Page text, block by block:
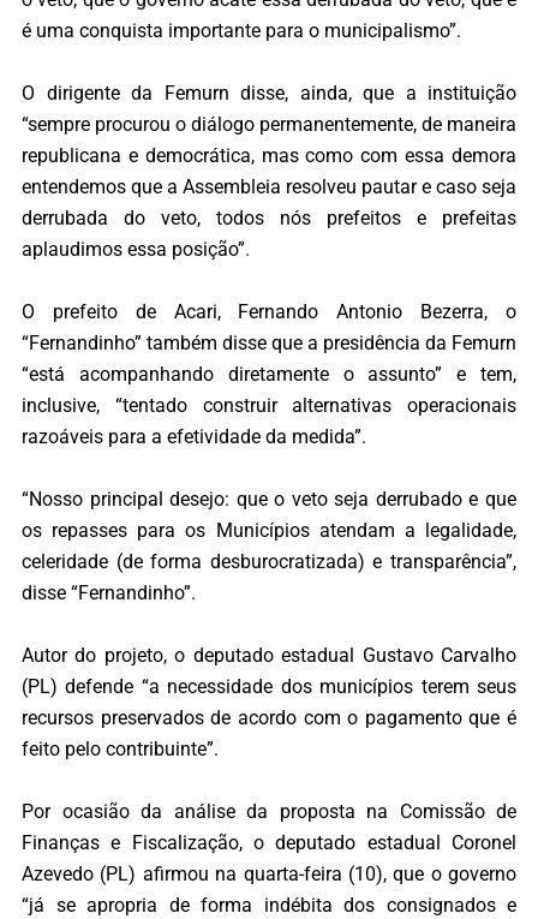
é uma conquista importante para o municipalismo”.
O dirigente da Femurn disse, ainda, que a instituição
“sempre procurou o diálogo permanentemente, de maneira
republicana e democrática, mas como com essa demora
entendemos que a Assembleia resolveu pautar e caso seja
derrubada do veto, todos nós prefeitos e prefeitas
aplaudimos essa posição”.
O prefeito de Acari, Fernando Antonio Bezerra, o
“Fernandinho” também disse que a presidência da Femurn
“está acompanhando diretamente o assunto” e tem,
inclusive, “tentado construir alternativas operacionais
razoáveis para a efetividade da medida”.
“Nosso principal desejo: que o veto seja derrubado e que
os repasses para os Municípios atendam a legalidade,
celeridade (de forma desburocratizada) e transparência”,
disse “Fernandinho”.
Autor do projeto, o deputado estadual Gustavo Carvalho
(PL) defende “a necessidade dos municípios terem seus
recursos preservados de acordo com o pagamento que é
feito pelo contribuinte”.
Por ocasião da análise da proposta na Comissão de
Finanças e Fiscalização, o deputado estadual Coronel
Azevedo (PL) afirmou na quarta-feira (10), que o governo
“já se apropria de forma indébita dos consignados e